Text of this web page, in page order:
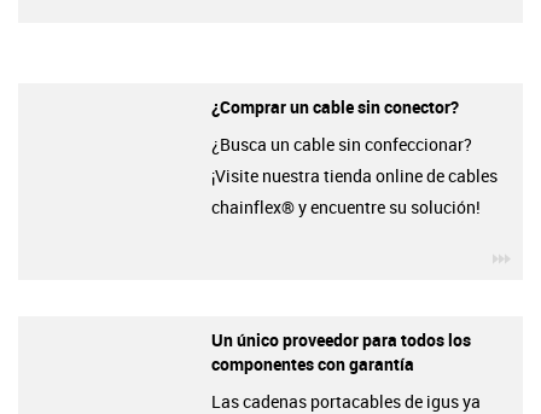
¿Comprar un cable sin conector?
¿Busca un cable sin confeccionar?
¡Visite nuestra tienda online de cables
chainflex® y encuentre su solución!
Un único proveedor para todos los
componentes con garantía
Las cadenas portacables de igus ya